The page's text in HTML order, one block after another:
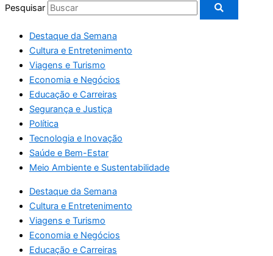
Pesquisar
Destaque da Semana
Cultura e Entretenimento
Viagens e Turismo
Economia e Negócios
Educação e Carreiras
Segurança e Justiça
Política
Tecnologia e Inovação
Saúde e Bem-Estar
Meio Ambiente e Sustentabilidade
Destaque da Semana
Cultura e Entretenimento
Viagens e Turismo
Economia e Negócios
Educação e Carreiras